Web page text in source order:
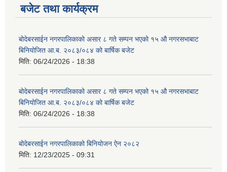
बजेट तथा कार्यक्रम
बोदेबरसाईन नगरपालिकाको असार ८ गते सम्पन भएको १५ ‍‍‍औ नगरसभाबाट
बिनियोजित आ.ब. २०८३/०८४ को बार्षिक बजेट
मिति: 06/24/2026 - 18:38
बोदेबरसाईन नगरपालिकाको असार ८ गते सम्पन भएको १५ ‍‍‍औ नगरसभाबाट
बिनियोजित आ.ब. २०८३/०८४ को बार्षिक बजेट
मिति: 06/24/2026 - 18:38
बोदेबरसाईन नगरपालिकाको बिनियोजन ऐन २०८२
मिति: 12/23/2025 - 09:31